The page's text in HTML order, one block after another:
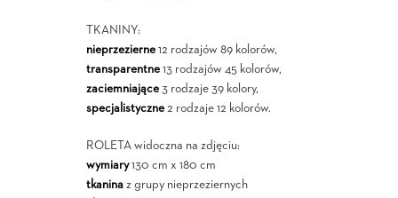
TKANINY:
nieprzezierne12 rodzajów 89 kolorów,
transparentne13 rodzajów 45 kolorów,
zaciemniające3 rodzaje 39 kolory,
specjalistyczne2 rodzaje 12 kolorów.
ROLETA widoczna na zdjęciu:
wymiary130 cm x 180 cm
tkaninaz grupy nieprzeziernych